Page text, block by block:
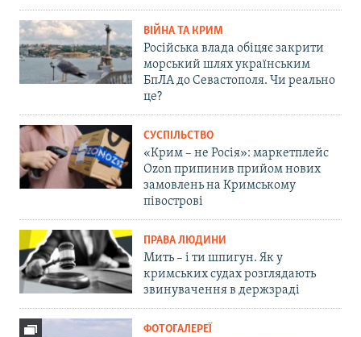
ВІЙНА ТА КРИМ
Російська влада обіцяє закрити
морський шлях українським
БпЛА до Севастополя. Чи реально
це?
СУСПІЛЬСТВО
«Крим – не Росія»: маркетплейс
Ozon припинив прийом нових
замовлень на Кримському
півострові
ПРАВА ЛЮДИНИ
Мить – і ти шпигун. Як у
кримських судах розглядають
звинувачення в держзраді
ФОТОГАЛЕРЕЇ